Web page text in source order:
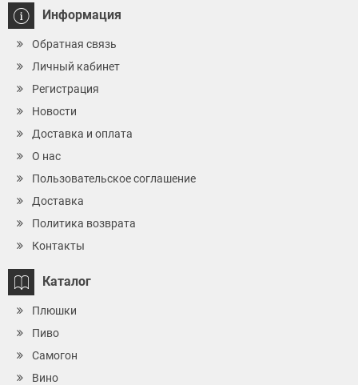
Информация
Обратная связь
Личный кабинет
Регистрация
Новости
Доставка и оплата
О нас
Пользовательское соглашение
Доставка
Политика возврата
Контакты
Каталог
Плюшки
Пиво
Самогон
Вино